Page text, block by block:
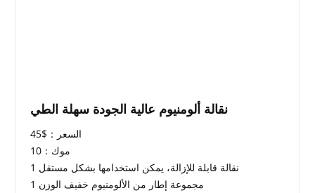
نقالة ألومنيوم عالية الجودة سهلة الطي
السعر：$45
موك：10
1 نقالة قابلة للإزالة، يمكن استخدامها بشكل مستقل
1 مجموعة إطار من الألومنيوم خفيف الوزن